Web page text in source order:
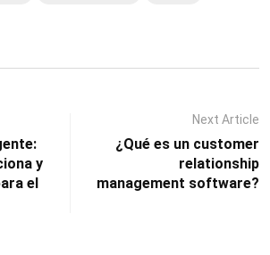
y
el
Next Article
¿Qué es un customer
relationship
management software?